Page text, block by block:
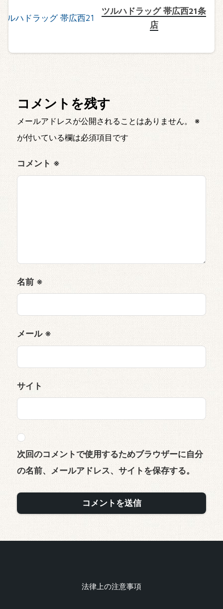
ツルハドラッグ 帯広西21条
店
コメントを残す
メールアドレスが公開されることはありません。
※
が付いている欄は必須項目です
コメント ※
名前 ※
メール ※
サイト
次回のコメントで使用するためブラウザーに自分
の名前、メールアドレス、サイトを保存する。
法律上の注意事項